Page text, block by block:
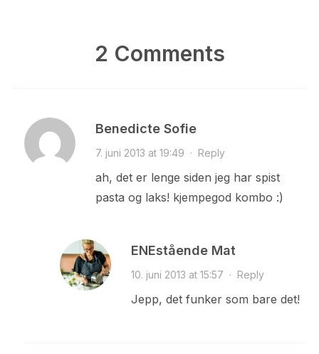
2 Comments
Benedicte Sofie
7. juni 2013 at 19:49 · Reply
ah, det er lenge siden jeg har spist
pasta og laks! kjempegod kombo :)
ENEstående Mat
10. juni 2013 at 15:57 · Reply
Jepp, det funker som bare det!